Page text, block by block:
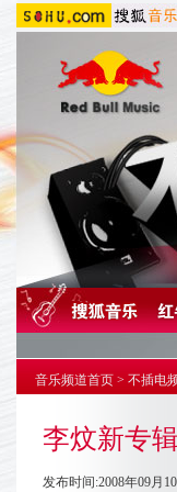
音乐频道首页 > 不插电
李炆新专
发布时间:2008年09月10